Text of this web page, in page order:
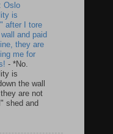
Oslo
is
after I tore
and paid
they are
me for
- *No.
is
the wall
are not
shed and